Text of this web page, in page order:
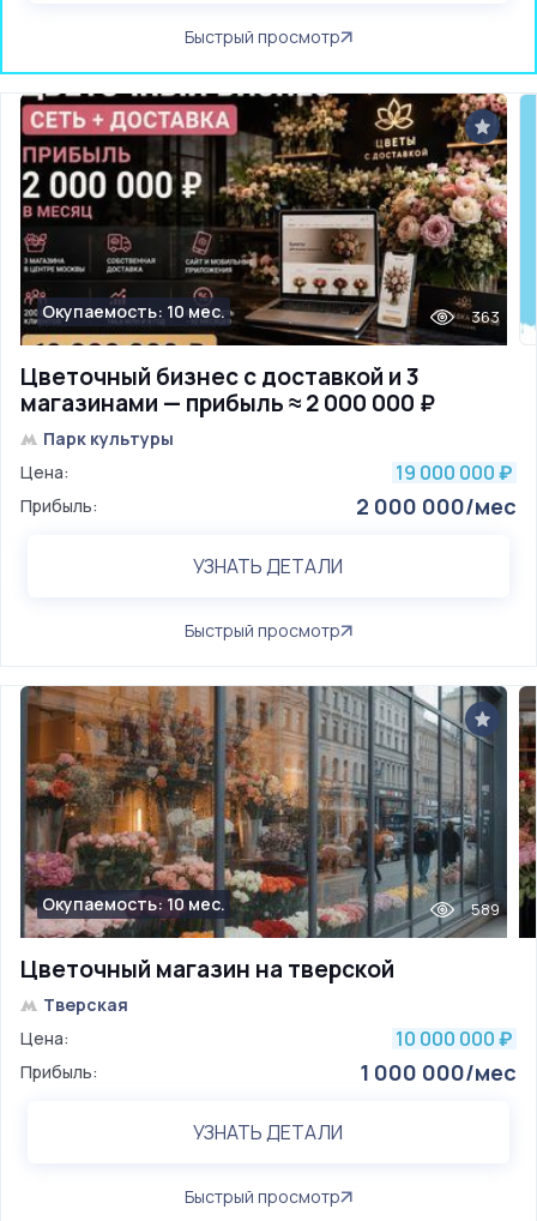
Быстрый просмотр
Цветочный бизнес с доставкой и 3
магазинами — прибыль ≈ 2 000 000 ₽
Окупаемость: 10 мес. 363
Парк культуры
Цена:
19 000 000 ₽
Прибыль: 2 000 000/мес
УЗНАТЬ ДЕТАЛИ
Быстрый просмотр
Цветочный магазин на тверской
Окупаемость: 10 мес. 589
Тверская
Цена:
10 000 000 ₽
Прибыль: 1 000 000/мес
УЗНАТЬ ДЕТАЛИ
Быстрый просмотр